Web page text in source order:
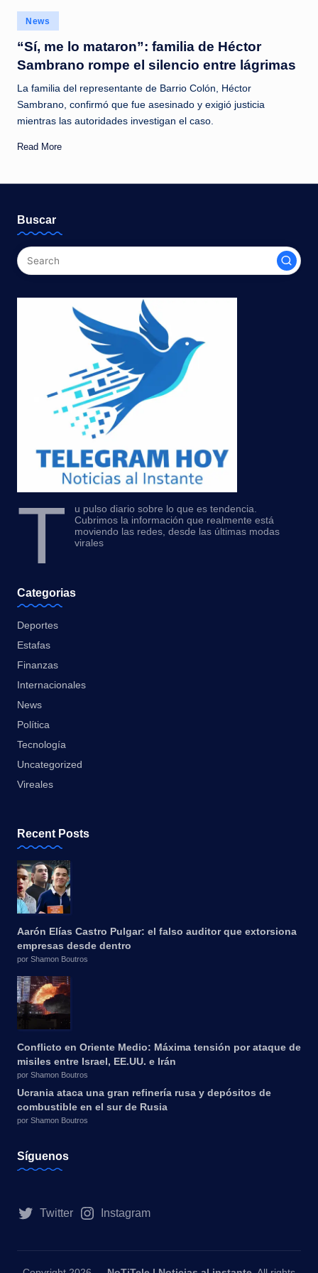
c
i
a
a
l
i
t
a
n
Posted
in
News
“Sí, me lo mataron”: familia de Héctor
Sambrano rompe el silencio entre lágrimas
La familia del representante de Barrio Colón, Héctor
Sambrano, confirmó que fue asesinado y exigió justicia
mientras las autoridades investigan el caso.
Read More
Buscar
T
u pulso diario sobre lo que es tendencia.
Cubrimos la información que realmente está
moviendo las redes, desde las últimas modas
virales
Categorias
Deportes
Estafas
Finanzas
Internacionales
News
Política
Tecnología
Uncategorized
Vireales
Recent Posts
Aarón Elías Castro Pulgar: el falso auditor que extorsiona
empresas desde dentro
por Shamon Boutros
Conflicto en Oriente Medio: Máxima tensión por ataque de
misiles entre Israel, EE.UU. e Irán
por Shamon Boutros
Ucrania ataca una gran refinería rusa y depósitos de
combustible en el sur de Rusia
por Shamon Boutros
Síguenos
Twitter Instagram